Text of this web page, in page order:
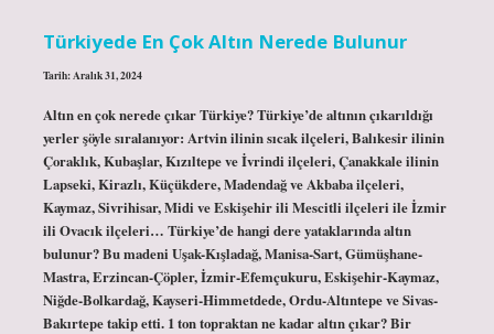
Türkiyede En Çok Altın Nerede Bulunur
Tarih: Aralık 31, 2024
Altın en çok nerede çıkar Türkiye? Türkiye’de altının çıkarıldığı
yerler şöyle sıralanıyor: Artvin ilinin sıcak ilçeleri, Balıkesir ilinin
Çoraklık, Kubaşlar, Kızıltepe ve İvrindi ilçeleri, Çanakkale ilinin
Lapseki, Kirazlı, Küçükdere, Madendağ ve Akbaba ilçeleri,
Kaymaz, Sivrihisar, Midi ve Eskişehir ili Mescitli ilçeleri ile İzmir
ili Ovacık ilçeleri… Türkiye’de hangi dere yataklarında altın
bulunur? Bu madeni Uşak-Kışladağ, Manisa-Sart, Gümüşhane-
Mastra, Erzincan-Çöpler, İzmir-Efemçukuru, Eskişehir-Kaymaz,
Niğde-Bolkardağ, Kayseri-Himmetdede, Ordu-Altıntepe ve Sivas-
Bakırtepe takip etti. 1 ton topraktan ne kadar altın çıkar? Bir